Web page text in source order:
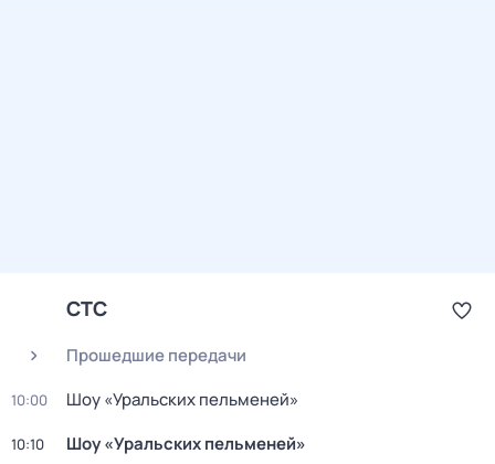
СТС
Прошедшие передачи
10:00 Шоy «Уральских пeльменей»
10:10 Шоy «Уральских пeльменей»